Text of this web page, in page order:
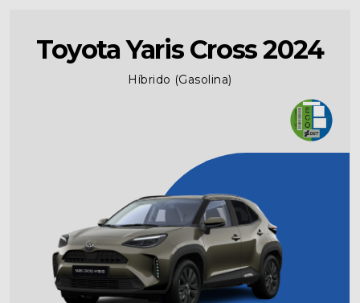
Toyota Yaris Cross 2024
Híbrido (Gasolina)